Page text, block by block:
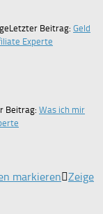
Letzter Beitrag: Geld
Experte
Beitrag: Was ich mir
markieren Zeige